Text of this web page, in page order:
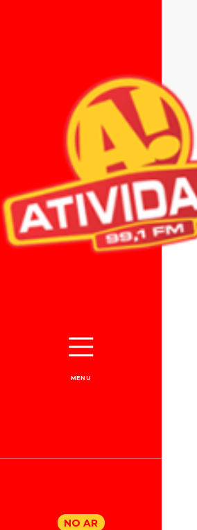
MENU
NO AR